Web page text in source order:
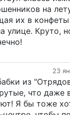
на
их в конфеты
улице. Круто,
23
из
что даже
Я бы тоже